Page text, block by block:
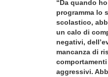
“Da quando
programma lo
scolastico,
un calo di
negativi,
mancanza di
aggressivi.